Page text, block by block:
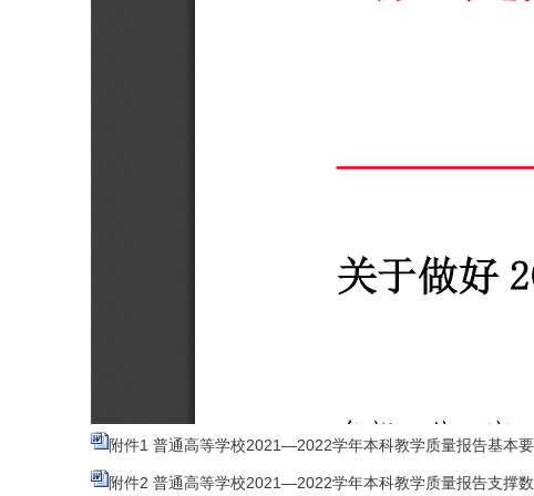
附件1 普通高等学校2021—2022学年本科教学质量报告基本
附件2 普通高等学校2021—2022学年本科教学质量报告支撑